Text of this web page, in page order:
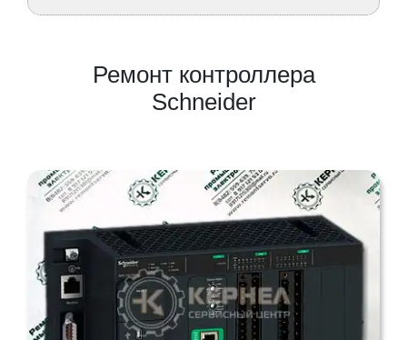
Ремонт контроллера
Schneider